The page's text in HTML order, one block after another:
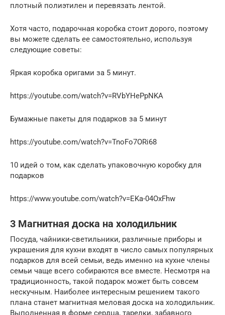
плотный полиэтилен и перевязать лентой.
Хотя часто, подарочная коробка стоит дорого, поэтому
вы можете сделать ее самостоятельно, используя
следующие советы:
Яркая коробка оригами за 5 минут.
https://youtube.com/watch?v=RVbYHePpNKA
Бумажные пакеты для подарков за 5 минут
https://youtube.com/watch?v=TnoFo7ORi68
10 идей о том, как сделать упаковочную коробку для
подарков
https://www.youtube.com/watch?v=EKa-04OxFhw
3 Магнитная доска на холодильник
Посуда, чайники-светильники, различные приборы и
украшения для кухни входят в число самых популярных
подарков для всей семьи, ведь именно на кухне члены
семьи чаще всего собираются все вместе. Несмотря на
традиционность, такой подарок может быть совсем
нескучным. Наиболее интересным решением такого
плана станет магнитная меловая доска на холодильник.
Выполненная в форме сердца, тарелки, забавного